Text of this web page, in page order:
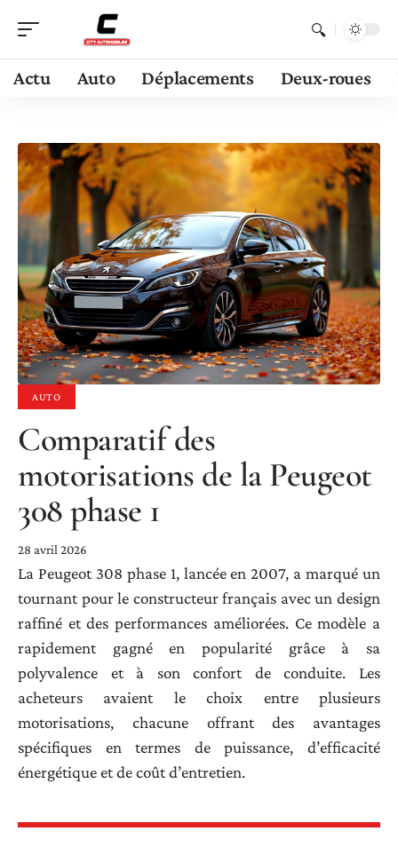
Actu Auto Déplacements Deux-roues
AUTO
Comparatif des
motorisations de la Peugeot
308 phase 1
28 avril 2026
La Peugeot 308 phase 1, lancée en 2007, a marqué un
tournant pour le constructeur français avec un design
raffiné et des performances améliorées. Ce modèle a
rapidement gagné en popularité grâce à sa
polyvalence et à son confort de conduite. Les
acheteurs avaient le choix entre plusieurs
motorisations, chacune offrant des avantages
spécifiques en termes de puissance, d’efficacité
énergétique et de coût d’entretien.